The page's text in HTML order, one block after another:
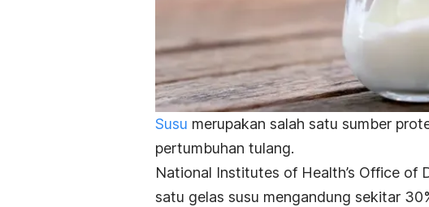
Susu merupakan salah satu sumber
pertumbuhan tulang.
National Institutes of Health’s Office of
satu gelas susu mengandung sekitar